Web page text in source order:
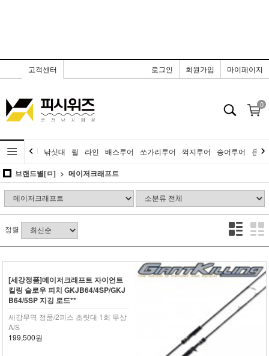
고객센터 로그인 회원가입 마이페이지
0
낚싯대 릴 라인 배스루어 쏘가리루어 꺽지루어 송어루어 은어
브랜드별[ㅁ] 메이저크래프트
정렬
[세강정품]메이저크래프트 자이언트
킬링 슬로우 피치 GKJB64/4SP/GKJ
B64/5SP 지깅 로드**
세강무역 정품/2피스 초릿대 1회 무상
A/S
199,500원